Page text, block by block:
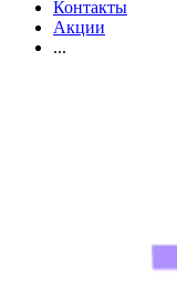
Контакты
Акции
...